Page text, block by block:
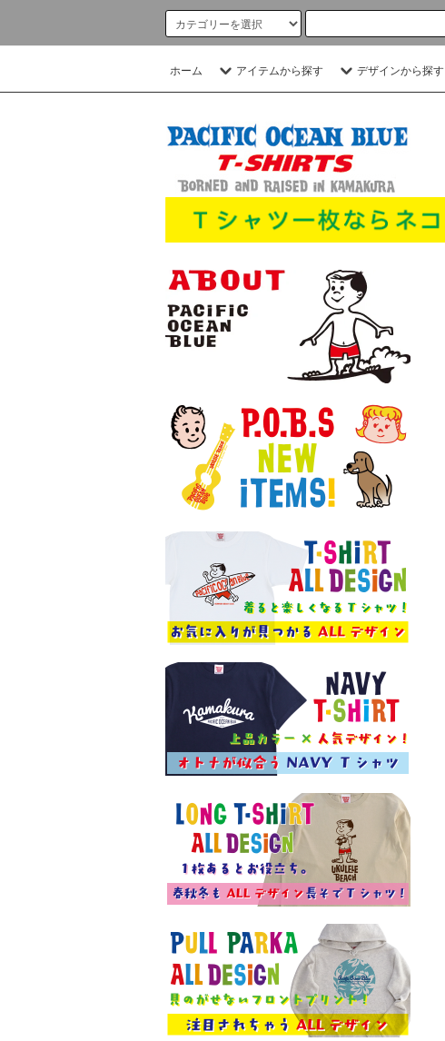
ホーム アイテムから探す デザインから探す